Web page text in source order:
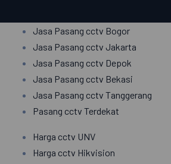
Jasa Pasang cctv Bogor
Jasa Pasang cctv Jakarta
Jasa Pasang cctv Depok
Jasa Pasang cctv Bekasi
Jasa Pasang cctv Tanggerang
Pasang cctv Terdekat
Harga cctv UNV
Harga cctv Hikvision